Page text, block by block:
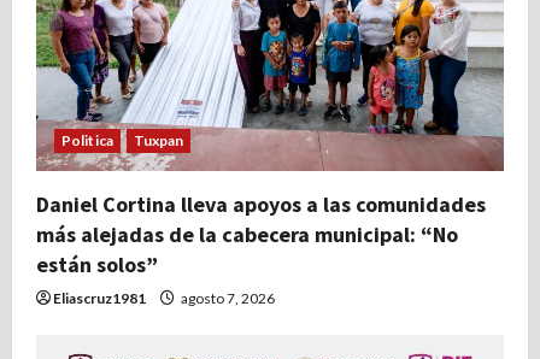
Politica Tuxpan
Daniel Cortina lleva apoyos a las comunidades
más alejadas de la cabecera municipal: “No
están solos”
Eliascruz1981 agosto 7, 2026